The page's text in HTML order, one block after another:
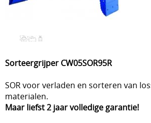
Sorteergrijper CW05SOR95R
SOR voor verladen en sorteren van
materialen.
Maar liefst 2 jaar volledige garantie!